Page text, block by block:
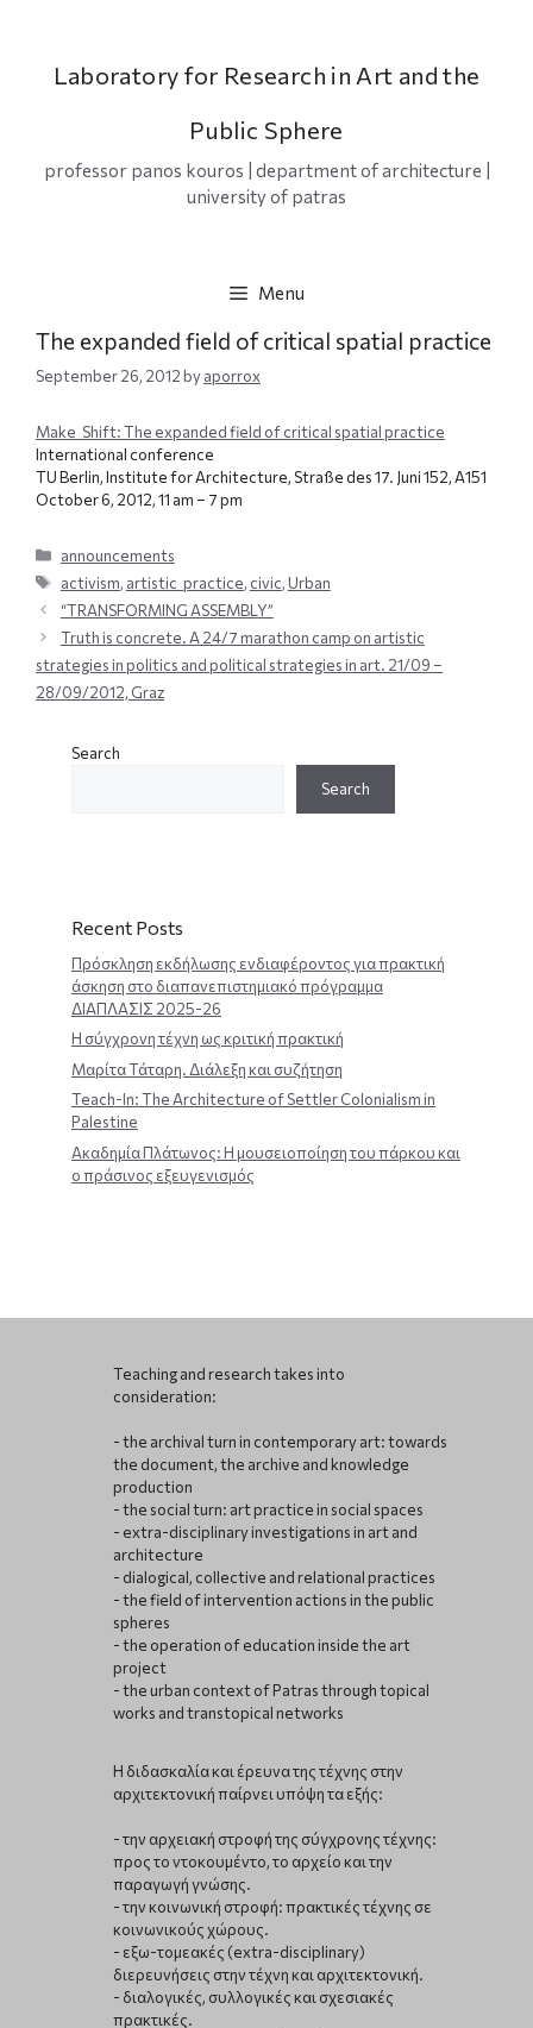
Laboratory for Research in Art and the
Public Sphere
professor panos kouros | department of architecture |
university of patras
Menu
The expanded field of critical spatial practice
September 26, 2012byaporrox
Make_Shift: The expanded field of critical spatial practice
International conference
TU Berlin, Institute for Architecture, Straße des 17. Juni 152, A151
October 6, 2012, 11 am – 7 pm
Categories
announcements
Tags
activism, artistic_practice, civic,Urban
“TRANSFORMING ASSEMBLY”
Truth is concrete. A 24/7 marathon camp on artistic
strategies in politics and political strategies in art. 21/09 –
28/09/2012, Graz
Search
Search
Recent Posts
Πρόσκληση εκδήλωσης ενδιαφέροντος για πρακτική
άσκηση στο διαπανεπιστημιακό πρόγραμμα
ΔΙΑΠΛΑΣΙΣ 2025-26
Η σύγχρονη τέχνη ως κριτική πρακτική
Μαρίτα Τάταρη. Διάλεξη και συζήτηση
Teach-In: The Architecture of Settler Colonialism in
Palestine
Ακαδημία Πλάτωνος: Η μουσειοποίηση του πάρκου και
ο πράσινος εξευγενισμός
Teaching and research takes into
consideration:
- the archival turn in contemporary art: towards
the document, the archive and knowledge
production
- the social turn: art practice in social spaces
- extra-disciplinary investigations in art and
architecture
- dialogical, collective and relational practices
- the field of intervention actions in the public
spheres
- the operation of education inside the art
project
- the urban context of Patras through topical
works and transtopical networks
Η διδασκαλία και έρευνα της τέχνης στην
αρχιτεκτονική παίρνει υπόψη τα εξής:
- την αρχειακή στροφή της σύγχρονης τέχνης:
προς το ντοκουμέντο, το αρχείο και την
παραγωγή γνώσης.
- την κοινωνική στροφή: πρακτικές τέχνης σε
κοινωνικούς χώρους.
- εξω-τομεακές (extra-disciplinary)
διερευνήσεις στην τέχνη και αρχιτεκτονική.
- διαλογικές, συλλογικές και σχεσιακές
πρακτικές.